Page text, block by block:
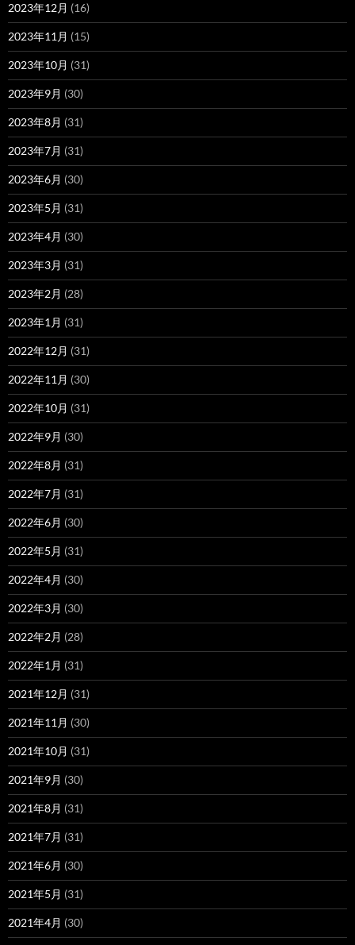
2023年12月 (16)
2023年11月 (15)
2023年10月 (31)
2023年9月 (30)
2023年8月 (31)
2023年7月 (31)
2023年6月 (30)
2023年5月 (31)
2023年4月 (30)
2023年3月 (31)
2023年2月 (28)
2023年1月 (31)
2022年12月 (31)
2022年11月 (30)
2022年10月 (31)
2022年9月 (30)
2022年8月 (31)
2022年7月 (31)
2022年6月 (30)
2022年5月 (31)
2022年4月 (30)
2022年3月 (30)
2022年2月 (28)
2022年1月 (31)
2021年12月 (31)
2021年11月 (30)
2021年10月 (31)
2021年9月 (30)
2021年8月 (31)
2021年7月 (31)
2021年6月 (30)
2021年5月 (31)
2021年4月 (30)